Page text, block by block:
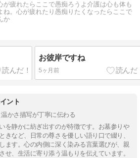
が疲れたらここで愚痴ろうよ介護は心も体も
ね。心が疲れたり愚痴りたくなったらここで
か
お彼岸ですね
5ヶ月前
ント
かさ描写が丁寧に伝わる
を静かに紡ぎ出すのが特徴です。お墓参りや
きなど、日常の尊さを優しい語り口で綴り、
ます。心の内側に深く染みる言葉選びが、親
せ、生活に寄り添う温もりを伝えています。